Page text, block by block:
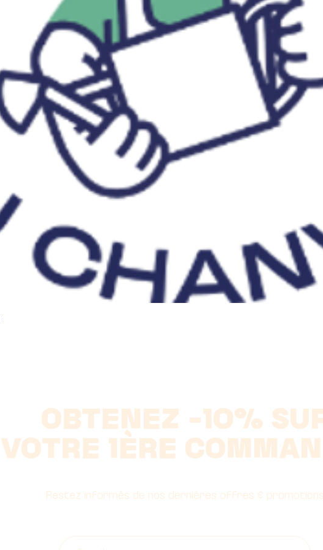
OBTENEZ -10%
VOTRE 1ÈRE
Restez informés de nos dernières offres & promotions